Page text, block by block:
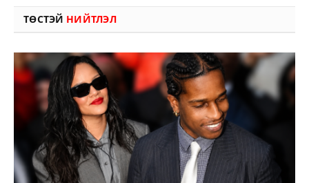
ТӨСТЭЙ НИЙТЛЭЛ